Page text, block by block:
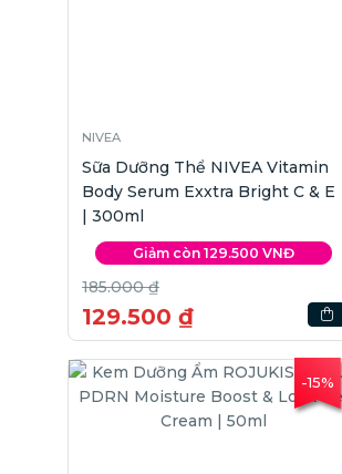
NIVEA
Sữa Dưỡng Thể NIVEA Vitamin
Body Serum Exxtra Bright C & E
| 300ml
Giảm còn 129.500 VNĐ
185.000 ₫
129.500 ₫
-15%